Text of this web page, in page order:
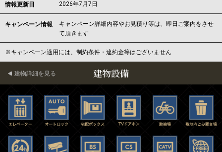
情報更新日 2026年7月7日
キャンペーン情報
キャンペーン詳細内容やお見積り等は、即日ご案内をさせ
て頂きます
※キャンペーン適用には、制約条件・違約金等はございません
建物設備
建物詳細を見る